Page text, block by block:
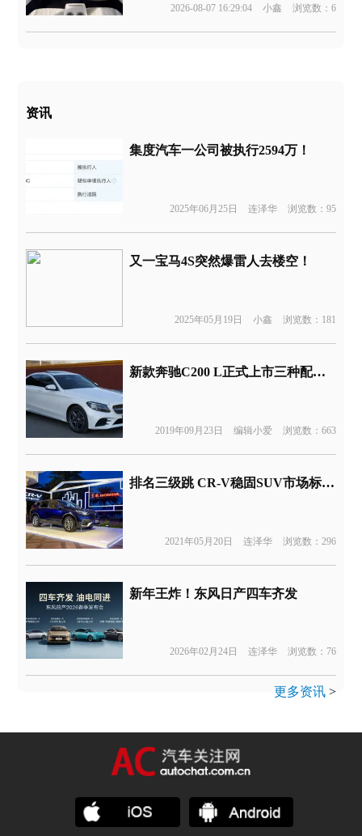
2026-08-07 16:29:04 小鑫 浏览数：6
资讯
集度汽车一公司被执行2594万！
2025年06月25日 连泽华 浏览数：95
又一宝马4S突然爆雷人去楼空！
2025年05月19日 小鑫 浏览数：181
新款奔驰C200 L正式上市三种配置/售价30.78-31.58万元
2019年09月23日 编辑小爱 浏览数：663
排名三级跳 CR-V稳固SUV市场标杆地位
2021年05月20日 连泽华 浏览数：296
新年王炸！东风日产四车齐发
2026年02月24日 连泽华 浏览数：76
更多资讯>